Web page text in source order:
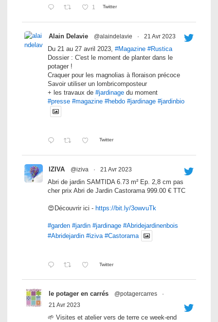
1 Twitter
Alain Delavie @alaindelavie · 21 Avr 2023
Du 21 au 27 avril 2023, #Magazine #Rustica
Dossier : C'est le moment de planter dans le
potager !
Craquer pour les magnolias à floraison précoce
Savoir utiliser un lombricomposteur
+ les travaux de #jardinage du moment
#presse #magazine #hebdo #jardinage #jardinbio
Twitter
IZIVA @iziva · 21 Avr 2023
Abri de jardin SAMTIDA 6.73 m² Ep. 2,8 cm pas
cher prix Abri de Jardin Castorama 999.00 € TTC
😍Découvrir ici - https://bit.ly/3owvuTk
#garden #jardin #jardinage #Abridejardinenbois
#Abridejardin #iziva #Castorama
Twitter
le potager en carrés @potagercarres
·
21 Avr 2023
🌱 Visites et atelier vers de terre ce week-end